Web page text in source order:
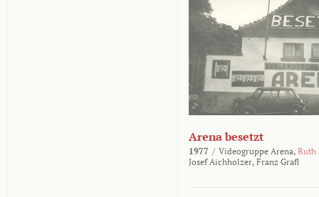
Arena besetzt
1977 / Videogruppe Arena, Ruth
Josef Aichholzer, Franz Grafl